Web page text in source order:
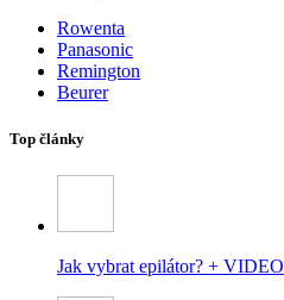
Rowenta
Panasonic
Remington
Beurer
Top články
Jak vybrat epilátor? + VIDEO